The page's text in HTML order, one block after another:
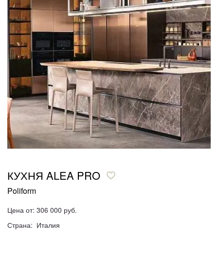
КУХНЯ ALEA PRO
Poliform
Цена от: 306 000 руб.
Страна: Италия